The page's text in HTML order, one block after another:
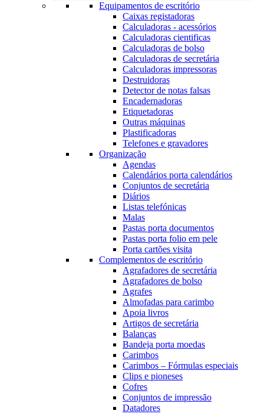
Equipamentos de escritório
Caixas registadoras
Calculadoras - acessórios
Calculadoras cientificas
Calculadoras de bolso
Calculadoras de secretária
Calculadoras impressoras
Destruidoras
Detector de notas falsas
Encadernadoras
Etiquetadoras
Outras máquinas
Plastificadoras
Telefones e gravadores
Organização
Agendas
Calendários porta calendários
Conjuntos de secretária
Diários
Listas telefónicas
Malas
Pastas porta documentos
Pastas porta folio em pele
Porta cartões visita
Complementos de escritório
Agrafadores de secretária
Agrafadores de bolso
Agrafes
Almofadas para carimbo
Apoia livros
Artigos de secretária
Balanças
Bandeja porta moedas
Carimbos
Carimbos – Fórmulas especiais
Clips e pioneses
Cofres
Conjuntos de impressão
Datadores